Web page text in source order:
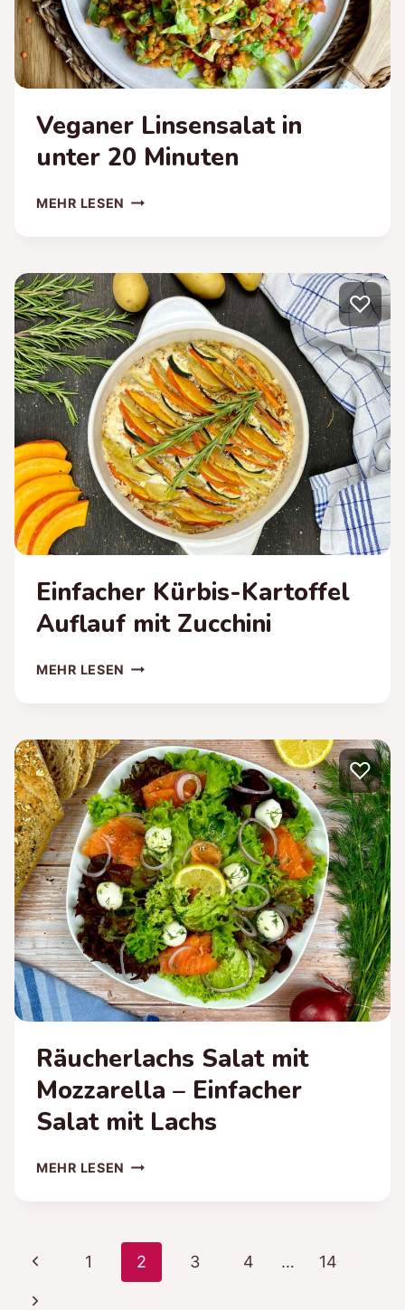
Veganer Linsensalat in
unter 20 Minuten
MEHR LESEN VEGANER
20
MINUTEN
♡
Einfacher Kürbis-Kartoffel
Auflauf mit Zucchini
MEHR LESEN EINFACHER
MIT
ZUCCHINI
♡
Räucherlachs Salat mit
Mozzarella – Einfacher
Salat mit Lachs
MEHR LESEN RÄUCHERLACHS
–
EINFACHER
Seitennavigation
Vorherige
Seite
1 2 3 4 … 14
Nächste